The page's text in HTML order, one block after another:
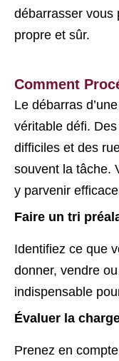
débarrasser vous
propre et sûr.
Comment
Le débarras
véritable défi.
difficiles et des
souvent la tâche.
y parvenir
Faire un tri
Identifiez ce que
donner, vendre
indispensable
Évaluer la
Prenez en